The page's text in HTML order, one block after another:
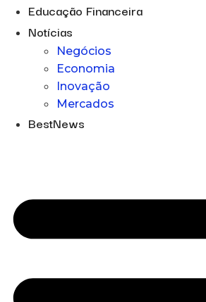
Educação Financeira
Notícias
Negócios
Economia
Inovação
Mercados
BestNews